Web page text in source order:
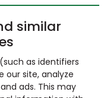
similar
as identifiers
site, analyze
ads. This may